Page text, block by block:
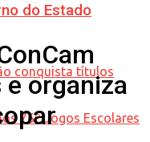
do Estado
organiza